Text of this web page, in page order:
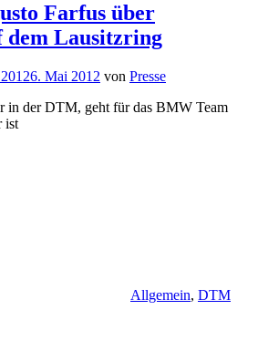
Farfus über
dem Lausitzring
6. Mai 2012 von Presse
in der DTM, geht für das BMW Team
ist
Allgemein, DTM